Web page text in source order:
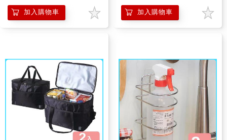
加入購物車 加入購物車